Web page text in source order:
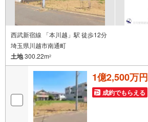
西武新宿線 「本川越」駅 徒歩12分
埼玉県川越市南通町
土地300.22m2
1億2,500万円
成約でもらえる